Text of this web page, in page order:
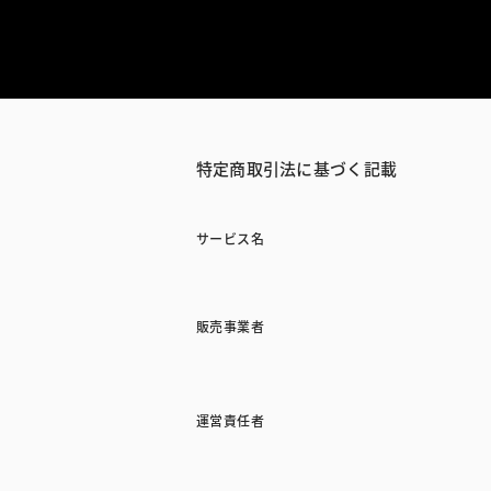
特定商取引法に基づく記載
サービス名
販売事業者
運営責任者